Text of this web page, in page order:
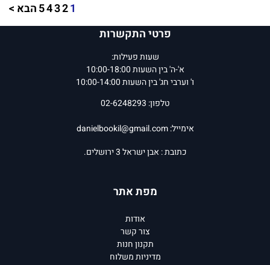
1
2
3
4
5הבא >
פרטי התקשרות
שעות פעילות:
א'-ה' בין השעות 10:00-18:00
ו' וערבי חג' בין השעות 10:00-14:00
טלפון: 02-6248293
אימייל:danielbookil@gmail.com
כתובת : אבן ישראל 3 ירושלים.
מפת אתר
אודות
צור קשר
תקנון חנות
מדיניות משלוח